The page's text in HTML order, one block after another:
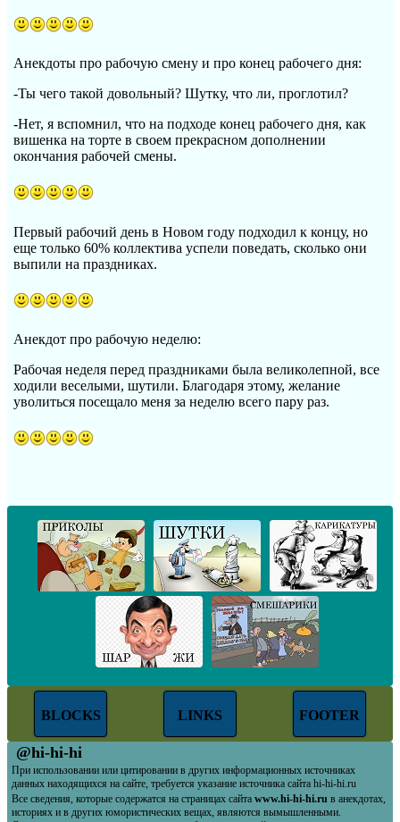
Анекдоты про рабочую смену и про конец рабочего дня:
-Ты чего такой довольный? Шутку, что ли, проглотил?
-Нет, я вспомнил, что на подходе конец рабочего дня, как
вишенка на торте в своем прекрасном дополнении
окончания рабочей смены.
Первый рабочий день в Новом году подходил к концу, но
еще только 60% коллектива успели поведать, сколько они
выпили на праздниках.
Анекдот про рабочую неделю:
Рабочая неделя перед праздниками была великолепной, все
ходили веселыми, шутили. Благодаря этому, желание
уволиться посещало меня за неделю всего пару раз.
BLOCKS LINKS FOOTER
@hi-hi-hi
При использовании или цитировании в других информационных источниках
данных находящихся на сайте, требуется указание источника сайта hi-hi-hi.ru
Все сведения, которые содержатся на страницах сайта www.hi-hi-hi.ru в анекдотах,
историях и в других юмористических вещах, являются вымышленными.